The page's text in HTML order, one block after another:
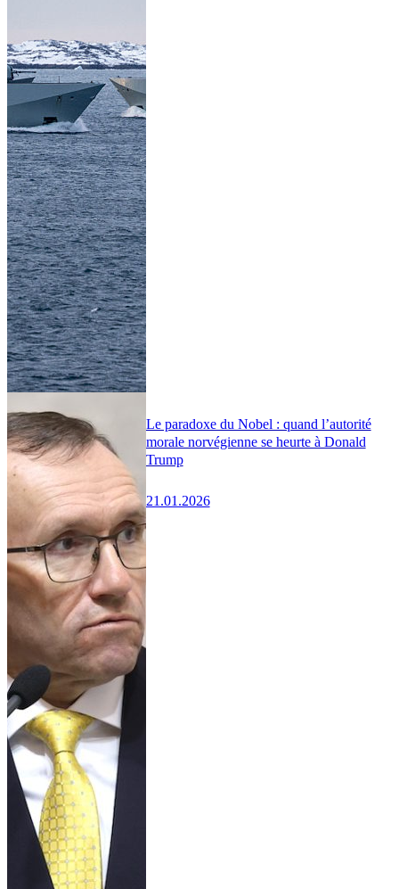
Le paradoxe du Nobel : quand l’autorité
morale norvégienne se heurte à Donald
Trump
21.01.2026